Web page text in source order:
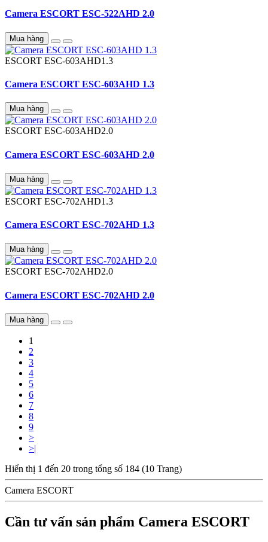
Camera ESCORT ESC-522AHD 2.0
Mua hàng
ESCORT ESC-603AHD1.3
Camera ESCORT ESC-603AHD 1.3
Mua hàng
ESCORT ESC-603AHD2.0
Camera ESCORT ESC-603AHD 2.0
Mua hàng
ESCORT ESC-702AHD1.3
Camera ESCORT ESC-702AHD 1.3
Mua hàng
ESCORT ESC-702AHD2.0
Camera ESCORT ESC-702AHD 2.0
Mua hàng
1
2
3
4
5
6
7
8
9
>
>|
Hiển thị 1 đến 20 trong tổng số 184 (10 Trang)
Camera ESCORT
Cần tư vấn sản phẩm Camera ESCORT